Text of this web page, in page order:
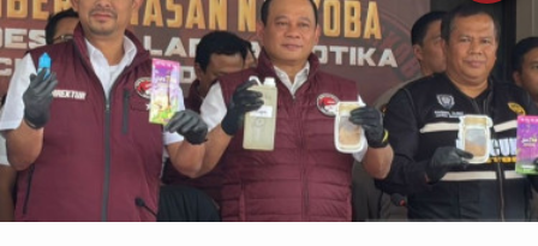
ANTARA